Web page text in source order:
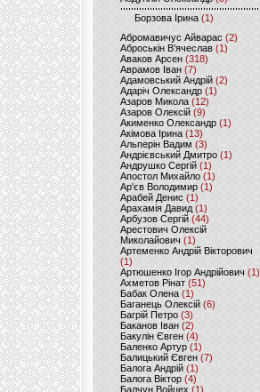
Борзова Ірина(1)
Абромавичус Айварас (2)
Аброськін В’ячеслав(1)
Аваков Арсен (318)
Аврамов Іван (7)
Адамовський Андрій(2)
Адаріч Олександр (1)
Азаров Микола (12)
Азаров Олексій (9)
Акименко Олександр(1)
Акімова Ірина(13)
Альперін Вадим (3)
Андрієвський Дмитро(1)
Андрушко Сергій(1)
Апостол Михайло(1)
Ар'єв Володимир (1)
Арабей Денис(1)
Арахамія Давид (1)
Арбузов Сергій (44)
Арестович Олексій
Миколайович(1)
Артеменко Андрій Вікторович
(1)
Артюшенко Ігор Андрійович(1)
Ахметов Рінат(51)
Бабак Олена(1)
Баганець Олексій(6)
Багрій Петро (3)
Баканов Іван(2)
Бакулін Євген (4)
Баленко Артур(1)
Балицький Євген(7)
Балога Андрій (1)
Балога Віктор (4)
Балчун Войцех (1)